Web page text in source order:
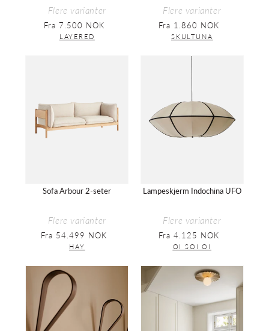
Flere varianter
Vanlig
pris
Fra 7.500 NOK
LAYERED
Flere varianter
Vanlig
pris
Fra 1.860 NOK
SKULTUNA
seter
Sofa Arbour 2-seter
Flere varianter
Vanlig
pris
Fra 54.499 NOK
HAY
Indochina
Lampeskjerm Indochina UFO
Flere varianter
Vanlig
pris
Fra 4.125 NOK
OI SOI OI
Tupla
Hook
Tak-
og
vegglampe
Muuse